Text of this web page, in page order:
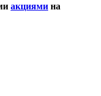
акциями на